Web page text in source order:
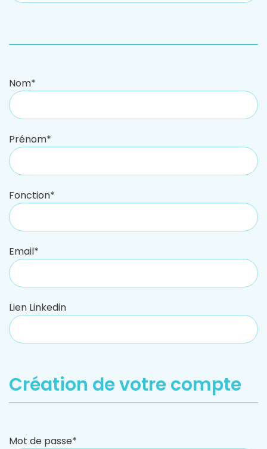
Nom*
Prénom*
Fonction*
Email*
Lien Linkedin
Création de votre compte
Mot de passe*